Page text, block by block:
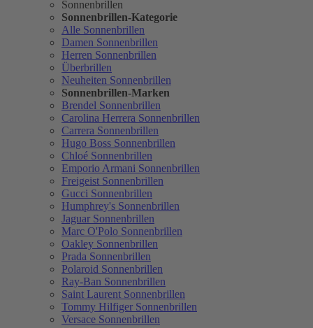
Sonnenbrillen
Sonnenbrillen-Kategorie
Alle Sonnenbrillen
Damen Sonnenbrillen
Herren Sonnenbrillen
Überbrillen
Neuheiten Sonnenbrillen
Sonnenbrillen-Marken
Brendel Sonnenbrillen
Carolina Herrera Sonnenbrillen
Carrera Sonnenbrillen
Hugo Boss Sonnenbrillen
Chloé Sonnenbrillen
Emporio Armani Sonnenbrillen
Freigeist Sonnenbrillen
Gucci Sonnenbrillen
Humphrey's Sonnenbrillen
Jaguar Sonnenbrillen
Marc O'Polo Sonnenbrillen
Oakley Sonnenbrillen
Prada Sonnenbrillen
Polaroid Sonnenbrillen
Ray-Ban Sonnenbrillen
Saint Laurent Sonnenbrillen
Tommy Hilfiger Sonnenbrillen
Versace Sonnenbrillen